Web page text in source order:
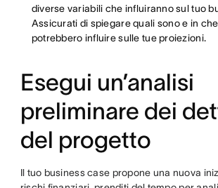
diverse variabili che influiranno sul tuo
Assicurati di spiegare quali sono e in
potrebbero influire sulle tue proiezioni.
Esegui un’analisi
preliminare dei
del progetto
Il tuo business case propone una nuova